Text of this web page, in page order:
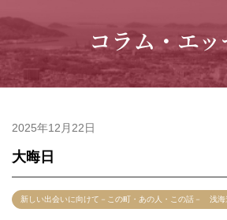
コラム・エッ
2025年12月22日
大晦日
新しい出会いに向けて－この町・あの人・この話－ 浅海